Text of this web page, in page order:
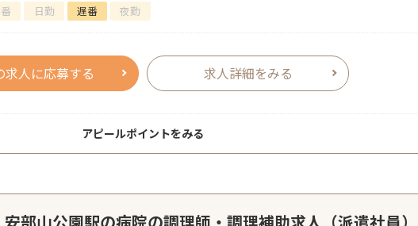
日勤 遅番 夜勤
求人に応募する 求人詳細をみる
アピールポイントをみる
部山公園駅の病院の調理師・調理補助求人（派遣社員）